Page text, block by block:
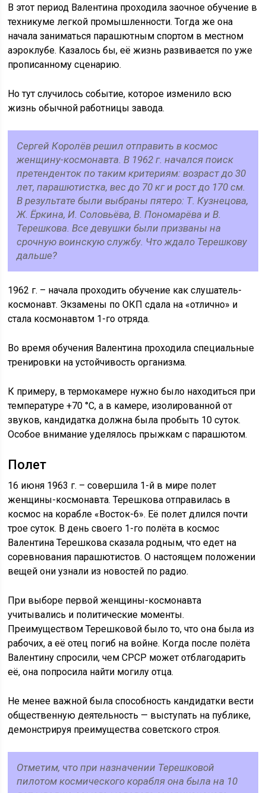
В этот период Валентина проходила заочное обучение в
техникуме легкой промышленности. Тогда же она
начала заниматься парашютным спортом в местном
аэроклубе. Казалось бы, её жизнь развивается по уже
прописанному сценарию.
Но тут случилось событие, которое изменило всю
жизнь обычной работницы завода.
Сергей Королёв решил отправить в космос
женщину-космонавта. В 1962 г. начался поиск
претенденток по таким критериям: возраст до 30
лет, парашютистка, вес до 70 кг и рост до 170 см.
В результате были выбраны пятеро: Т. Кузнецова,
Ж. Ёркина, И. Соловьёва, В. Пономарёва и В.
Терешкова. Все девушки были призваны на
срочную воинскую службу. Что ждало Терешкову
дальше?
1962 г. – начала проходить обучение как слушатель-
космонавт. Экзамены по ОКП сдала на «отлично» и
стала космонавтом 1-го отряда.
Во время обучения Валентина проходила специальные
тренировки на устойчивость организма.
К примеру, в термокамере нужно было находиться при
температуре +70 °C, а в камере, изолированной от
звуков, кандидатка должна была пробыть 10 суток.
Особое внимание уделялось прыжкам с парашютом.
Полет
16 июня 1963 г. – совершила 1-й в мире полет
женщины-космонавта. Терешкова отправилась в
космос на корабле «Восток-6». Её полет длился почти
трое суток. В день своего 1-го полёта в космос
Валентина Терешкова сказала родным, что едет на
соревнования парашютистов. О настоящем положении
вещей они узнали из новостей по радио.
При выборе первой женщины-космонавта
учитывались и политические моменты.
Преимуществом Терешковой было то, что она была из
рабочих, а её отец погиб на войне. Когда после полёта
Валентину спросили, чем СРСР может отблагодарить
её, она попросила найти могилу отца.
Не менее важной была способность кандидатки вести
общественную деятельность — выступать на публике,
демонстрируя преимущества советского строя.
Отметим, что при назначении Терешковой
пилотом космического корабля она была на 10